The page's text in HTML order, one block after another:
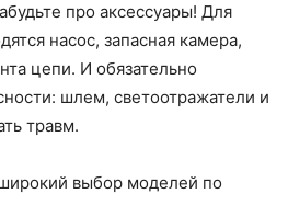
про аксессуары! Для
насос, запасная камера,
цепи. И обязательно
шлем, светоотражатели и
травм.
выбор моделей по